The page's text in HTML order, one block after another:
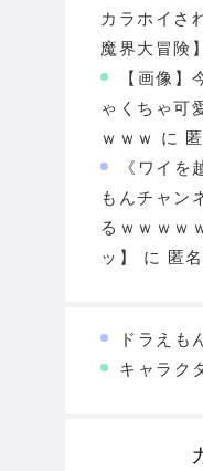
カラホイさ
魔界大冒険】
【画像
ゃくちゃ可
ｗｗｗ に
《ワイを
もんチャン
るｗｗｗｗ
ッ】
に 匿名
ドラえも
キャラク